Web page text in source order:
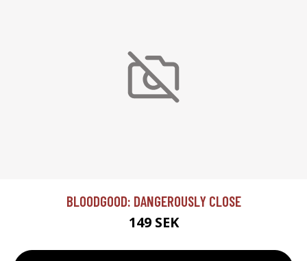
BLOODGOOD: DANGEROUSLY CLOSE
149 SEK